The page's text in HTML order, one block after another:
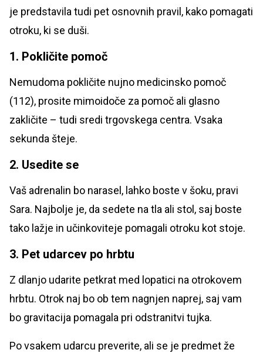
je predstavila tudi pet osnovnih pravil, kako pomagati
otroku, ki se duši.
1. Pokličite pomoč
Nemudoma pokličite nujno medicinsko pomoč
(112), prosite mimoidoče za pomoč ali glasno
zakličite – tudi sredi trgovskega centra. Vsaka
sekunda šteje.
2. Usedite se
Vaš adrenalin bo narasel, lahko boste v šoku, pravi
Sara. Najbolje je, da sedete na tla ali stol, saj boste
tako lažje in učinkoviteje pomagali otroku kot stoje.
3. Pet udarcev po hrbtu
Z dlanjo udarite petkrat med lopatici na otrokovem
hrbtu. Otrok naj bo ob tem nagnjen naprej, saj vam
bo gravitacija pomagala pri odstranitvi tujka.
Po vsakem udarcu preverite, ali se je predmet že